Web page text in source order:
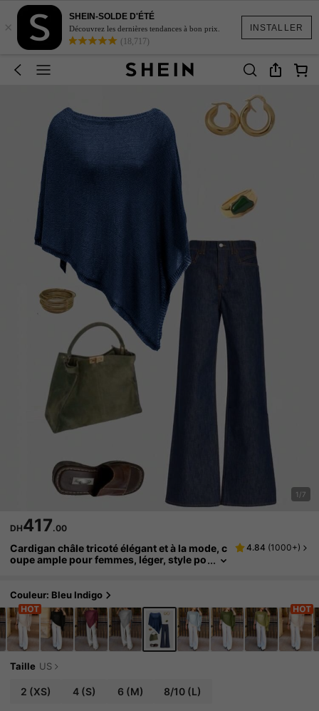
INSTALLER
×
SHEIN-SOLDE D'ÉTÉ
Découvrez les dernières tendances à bon prix.
(18,717)
1/7
DH417.00
Cardigan châle tricoté élégant et à la mode, c
oupe ample pour femmes, léger, style po
4.84 (1000+)
Couleur: Bleu Indigo
Taille US
2 (XS) 4(S) 6 (M) 8/10 (L)